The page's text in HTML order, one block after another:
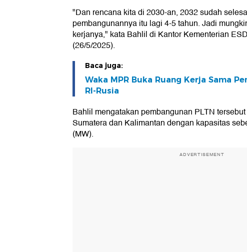
"Dan rencana kita di 2030-an, 2032 sudah
pembangunannya itu lagi 4-5 tahun. Jadi
kerjanya," kata Bahlil di Kantor Kementerian
(26/5/2025).
Baca juga:
Waka MPR Buka Ruang Kerja Sama
RI-Rusia
Bahlil mengatakan pembangunan PLTN
Sumatera dan Kalimantan dengan kapasitas
(MW).
ADVERTISEMENT